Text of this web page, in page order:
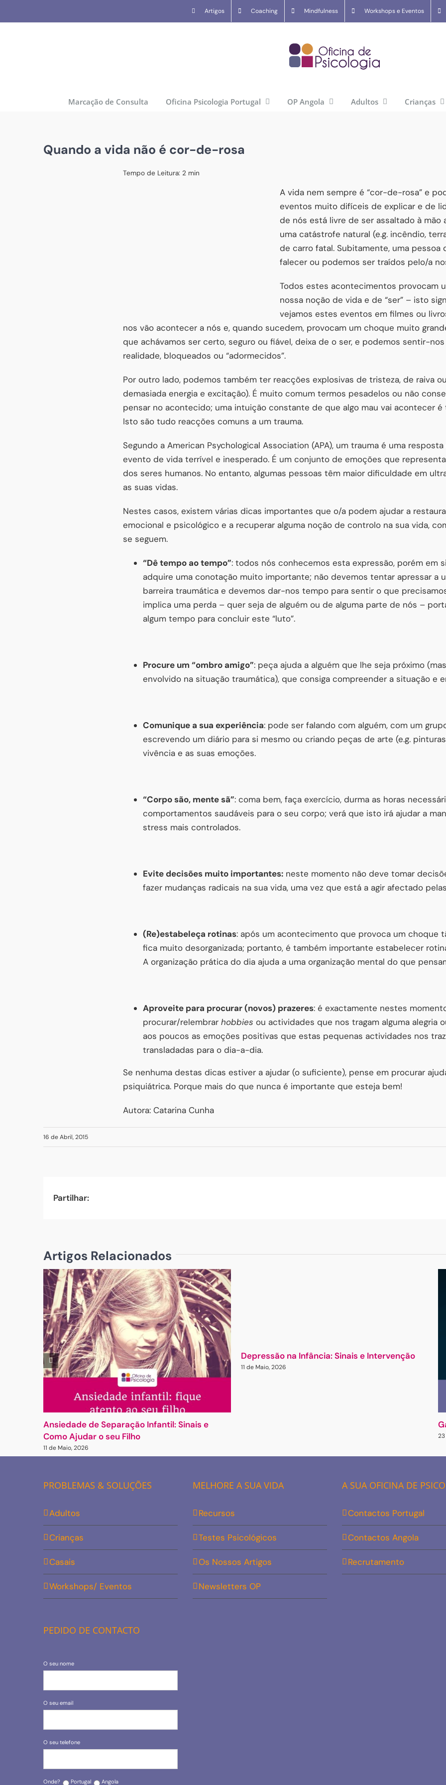
to
Artigos Coaching Mindfulness Workshops e Eventos
Marcação de Consulta Oficina Psicologia Portugal OP Angola Adultos Crianças
Quando a vida não é cor-de-rosa
Tempo de Leitura: 2 min
A vida nem sempre é “cor-de-rosa” e
eventos muito difíceis de explicar e de
de nós está livre de ser assaltado à mão
uma catástrofe natural (e.g. incêndio,
de carro fatal. Subitamente, uma pessoa
falecer ou podemos ser traídos pelo/a
Todos estes acontecimentos provocam
nossa noção de vida e de “ser” – isto
vejamos estes eventos em filmes ou
nos vão acontecer a nós e, quando sucedem, provocam um choque muito
que achávamos ser certo, seguro ou fiável, deixa de o ser, e podemos sentir-
realidade, bloqueados ou “adormecidos”.
Por outro lado, podemos também ter reacções explosivas de tristeza, de raiva
demasiada energia e excitação). É muito comum termos pesadelos ou não
pensar no acontecido; uma intuição constante de que algo mau vai acontecer é
Isto são tudo reacções comuns a um trauma.
Segundo a American Psychological Association (APA), um trauma é uma
evento de vida terrível e inesperado. É um conjunto de emoções que
dos seres humanos. No entanto, algumas pessoas têm maior dificuldade em
as suas vidas.
Nestes casos, existem várias dicas importantes que o/a podem ajudar a
emocional e psicológico e a recuperar alguma noção de controlo na sua vida,
se seguem.
“Dê tempo ao tempo”: todos nós conhecemos esta expressão, porém em
adquire uma conotação muito importante; não devemos tentar apressar a
barreira traumática e devemos dar-nos tempo para sentir o que
implica uma perda – quer seja de alguém ou de alguma parte de nós –
algum tempo para concluir este “luto”.
Procure um “ombro amigo”: peça ajuda a alguém que lhe seja próximo
envolvido na situação traumática), que consiga compreender a situação e
Comunique a sua experiência: pode ser falando com alguém, com um
escrevendo um diário para si mesmo ou criando peças de arte (e.g.
vivência e as suas emoções.
“Corpo são, mente sã”: coma bem, faça exercício, durma as horas
comportamentos saudáveis para o seu corpo; verá que isto irá ajudar a
stress mais controlados.
Evite decisões muito importantes: neste momento não deve tomar
fazer mudanças radicais na sua vida, uma vez que está a agir afectado
(Re)estabeleça rotinas: após um acontecimento que provoca um choque
fica muito desorganizada; portanto, é também importante estabelecer
A organização prática do dia ajuda a uma organização mental do que
Aproveite para procurar (novos) prazeres: é exactamente nestes
procurar/relembrar hobbies ou actividades que nos tragam alguma alegria
aos poucos as emoções positivas que estas pequenas actividades nos
transladadas para o dia-a-dia.
Se nenhuma destas dicas estiver a ajudar (o suficiente), pense em procurar
psiquiátrica. Porque mais do que nunca é importante que esteja bem!
Autora: Catarina Cunha
16 de Abril, 2015
Partilhar:
Artigos Relacionados
Ansiedade de Separação Infantil: Sinais e
Como Ajudar o seu Filho
11 de Maio, 2026
Depressão na Infância: Sinais e Intervenção
11 de Maio, 2026
PROBLEMAS & SOLUÇÕES
Adultos
Crianças
Casais
Workshops/ Eventos
PEDIDO DE CONTACTO
O seu nome
O seu email
O seu telefone
Onde? Portugal Angola
MELHORE A SUA VIDA
Recursos
Testes Psicológicos
Os Nossos Artigos
Newsletters OP
A SUA OFICINA DE
Contactos Portugal
Contactos Angola
Recrutamento